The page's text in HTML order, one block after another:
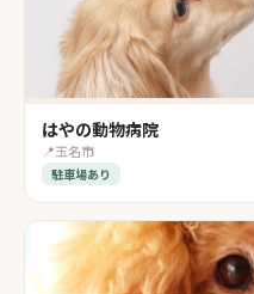
はやの動物病院
📍玉名市
駐車場あり